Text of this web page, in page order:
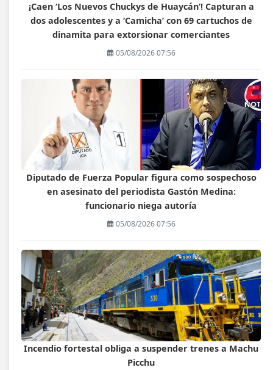
¡Caen ‘Los Nuevos Chuckys de Huaycán’! Capturan a
dos adolescentes y a ‘Camicha’ con 69 cartuchos de
dinamita para extorsionar comerciantes
05/08/2026 07:56
Diputado de Fuerza Popular figura como sospechoso
en asesinato del periodista Gastón Medina:
funcionario niega autoría
05/08/2026 07:56
Incendio fortestal obliga a suspender trenes a Machu
Picchu